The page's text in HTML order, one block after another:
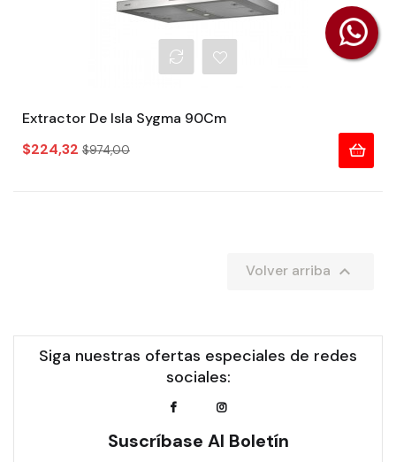
Extractor De Isla Sygma 90Cm
Precio
$224,32 Precio
regular
$974,00
Volver arriba 
Siga nuestras ofertas especiales de redes
sociales:
Suscríbase Al Boletín